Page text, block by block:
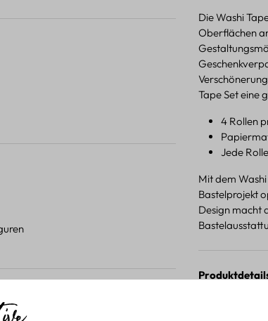
Die Washi
Oberflächen
Tape Set eine
4 Rollen
Jede
Mit dem
Bastelprojekt
Design macht